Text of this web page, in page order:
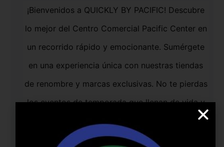
¡Bienvenidos a QUICKLY BY PACIFIC! Descubre
lo mejor del Centro Comercial Pacific Center en
un recorrido rápido y emocionante. Sumérgete
en una experiencia única con nuestras tiendas
de renombre y marcas exclusivas. No te pierdas
los eventos de temporada que llenan de vida y
color cada rincón del centro comercial. ¡Ven y
vive la experiencia de Pacific Center!